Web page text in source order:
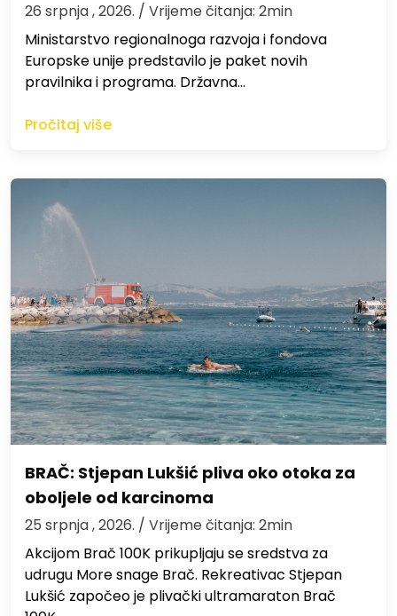
26 srpnja , 2026. / Vrijeme čitanja: 2min
Ministarstvo regionalnoga razvoja i fondova
Europske unije predstavilo je paket novih
pravilnika i programa. Državna…
Pročitaj više
BRAČ: Stjepan Lukšić pliva oko otoka za
oboljele od karcinoma
25 srpnja , 2026. / Vrijeme čitanja: 2min
Akcijom Brač 100K prikupljaju se sredstva za
udrugu More snage Brač. Rekreativac Stjepan
Lukšić započeo je plivački ultramaraton Brač